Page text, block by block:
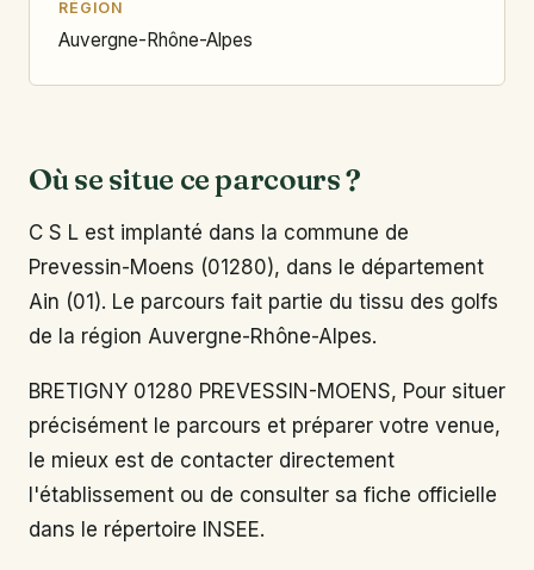
RÉGION
Auvergne-Rhône-Alpes
Où se situe ce parcours ?
C S L est implanté dans la commune de
Prevessin-Moens (01280), dans le département
Ain (01). Le parcours fait partie du tissu des golfs
de la région Auvergne-Rhône-Alpes.
BRETIGNY 01280 PREVESSIN-MOENS, Pour situer
précisément le parcours et préparer votre venue,
le mieux est de contacter directement
l'établissement ou de consulter sa fiche officielle
dans le répertoire INSEE.